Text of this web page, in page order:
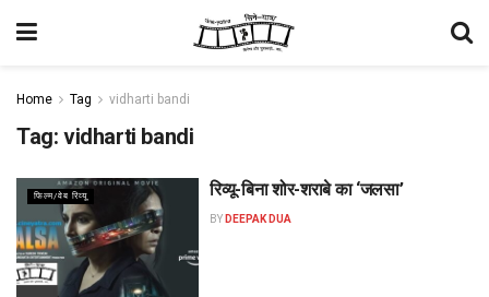
Home Tag vidharti bandi
Tag: vidharti bandi
फिल्म/वेब रिव्यू रिव्यू-बिना शोर-शराबे का ‘जलसा’
BY DEEPAK DUA